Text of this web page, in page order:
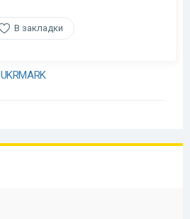
В закладки
UKRMARK